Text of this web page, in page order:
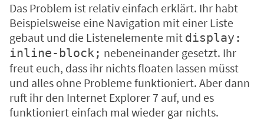
Das Problem ist relativ einfach erklärt. Ihr habt
Beispielsweise eine Navigation mit einer Liste
gebaut und die Listenelemente mit display:
inline-block; nebeneinander gesetzt. Ihr
freut euch, dass ihr nichts floaten lassen müsst
und alles ohne Probleme funktioniert. Aber dann
ruft ihr den Internet Explorer 7 auf, und es
funktioniert einfach mal wieder gar nichts.